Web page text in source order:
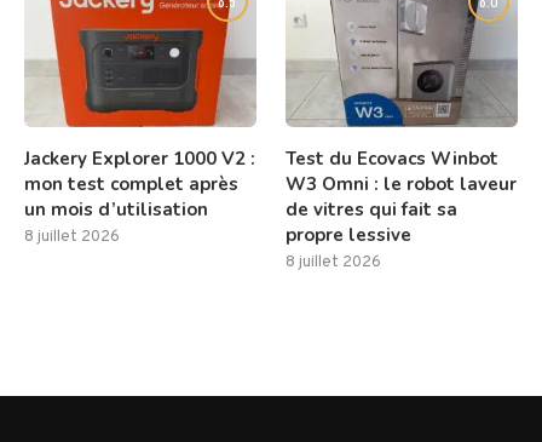
Jackery Explorer 1000 V2 :
mon test complet après
un mois d’utilisation
8 juillet 2026
Test du Ecovacs Winbot
W3 Omni : le robot laveur
de vitres qui fait sa
propre lessive
8 juillet 2026